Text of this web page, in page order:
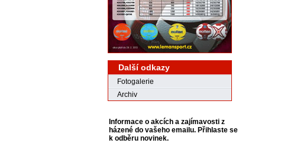
Další odkazy
Fotogalerie
Archiv
Informace o akcích a zajímavosti z
házené do vašeho emailu. Přihlaste se
k odběru novinek.